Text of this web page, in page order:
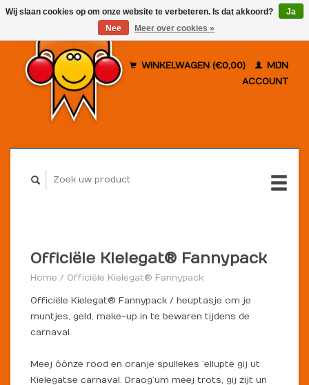
WINKELWAGEN (€0,00)
MIJN
ACCOUNT
Officiële Kielegat® Fannypack
Home / Officiële Kielegat® Fannypack
Officiële Kielegat® Fannypack / heuptasje om je
muntjes, geld, make-up in te bewaren tijdens de
carnaval.
Meej ôônze rood en oranje spullekes ‘ellupte gij ut
Kielegatse carnaval. Draog’um meej trots, gij zijt un
Wij slaan cookies op om onze website te verbeteren. Is dat akkoord?
Ja
Nee
Meer over cookies »